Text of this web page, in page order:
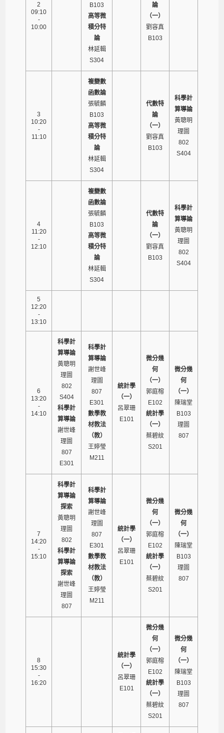
2
09:10
-
10:00
B103
高等微
積分特
論
林延輯
S304
論
（一）
劉容真
B103
3
10:20
-
11:10
複變數
函數論
張毓麟
B103
高等微
積分特
論
林延輯
S304
代數特
論
（一）
劉容真
B103
科學計
算導論
黃聰明
理圖
802
S404
4
11:20
-
12:10
複變數
函數論
張毓麟
B103
高等微
積分特
論
林延輯
S304
代數特
論
（一）
劉容真
B103
科學計
算導論
黃聰明
理圖
802
S404
5
12:20
-
13:10
6
13:20
-
14:10
科學計
算導論
黃聰明
理圖
802
S404
科學計
算導論
謝世峰
理圖
807
E301
科學計
算導論
謝世峰
理圖
807
E301
數學教
材教法
（教）
王婷瑩
M211
統計學
（一）
呂翠珊
E101
微分幾
何
（一）
郭庭榕
E102
統計學
（一）
蔡碧紋
S201
微分幾
何
（一）
陳瑞堂
B103
理圖
807
7
14:20
-
15:10
科學計
算導論
探索
黃聰明
理圖
802
科學計
算導論
探索
謝世峰
理圖
807
科學計
算導論
謝世峰
理圖
807
E301
數學教
材教法
（教）
王婷瑩
M211
統計學
（一）
呂翠珊
E101
微分幾
何
（一）
郭庭榕
E102
統計學
（一）
蔡碧紋
S201
微分幾
何
（一）
陳瑞堂
B103
理圖
807
8
15:30
-
16:20
統計學
（一）
呂翠珊
E101
微分幾
何
（一）
郭庭榕
E102
統計學
（一）
蔡碧紋
S201
微分幾
何
（一）
陳瑞堂
B103
理圖
807